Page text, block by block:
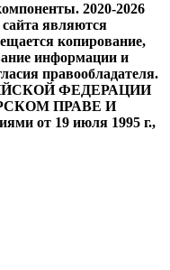
2020-2026
являются
копирование,
информации и
правообладателя.
ФЕДЕРАЦИИ
ПРАВЕ И
от 19 июля 1995 г.,